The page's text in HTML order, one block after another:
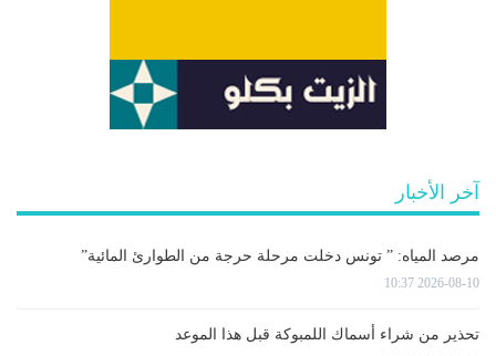
آخر الأخبار
مرصد المياه: ” تونس دخلت مرحلة حرجة من الطوارئ المائية”
2026-08-10 10:37
تحذير من شراء أسماك اللمبوكة قبل هذا الموعد